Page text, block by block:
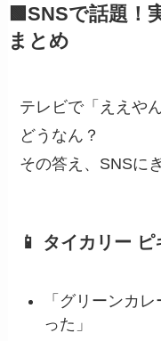
🟩SNSで話題
まとめ
テレビで「ええや
どうなん？
その答え、SNSに
📱 タイカリー ピ
「グリーンカ
った」